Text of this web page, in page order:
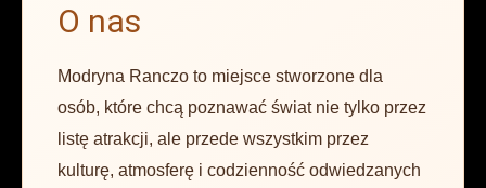
O nas
Modryna Ranczo to miejsce stworzone dla
osób, które chcą poznawać świat nie tylko przez
listę atrakcji, ale przede wszystkim przez
kulturę, atmosferę i codzienność odwiedzanych